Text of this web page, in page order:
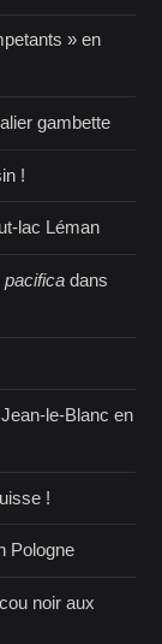
» en
gambette
!
lac Léman
pacifica dans
le-Blanc en
!
Pologne
noir aux